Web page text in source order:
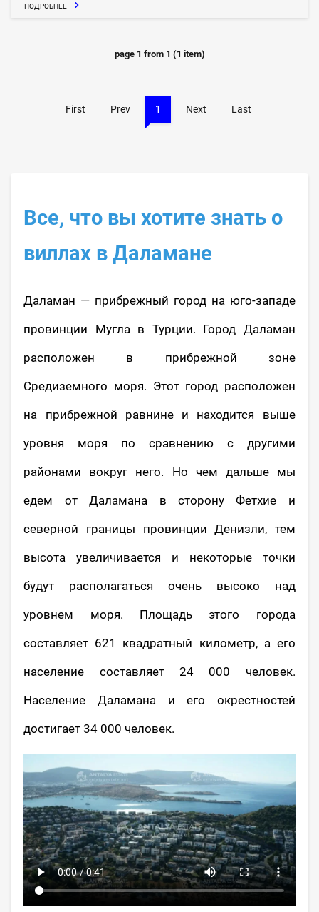
ПОДРОБНЕЕ
page 1 from 1 (1 item)
First Prev 1 Next Last
Все, что вы хотите знать о
виллах в Даламане
Даламан — прибрежный город на юго-западе
провинции Мугла в Турции. Город Даламан
расположен в прибрежной зоне
Средиземного моря. Этот город расположен
на прибрежной равнине и находится выше
уровня моря по сравнению с другими
районами вокруг него. Но чем дальше мы
едем от Даламана в сторону Фетхие и
северной границы провинции Денизли, тем
высота увеличивается и некоторые точки
будут располагаться очень высоко над
уровнем моря. Площадь этого города
составляет 621 квадратный километр, а его
население составляет 24 000 человек.
Население Даламана и его окрестностей
достигает 34 000 человек.